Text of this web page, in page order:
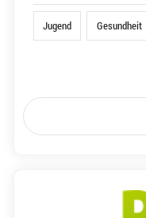
Jugend Gesundheit